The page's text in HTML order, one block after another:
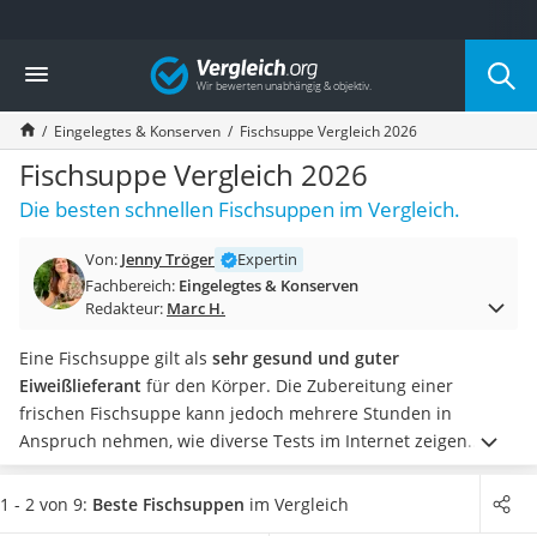
Die beliebtesten Vergleiche nach Kategorie
Lebensmittel
Schwarzkümmelöl
Knäckebrot
Schwarzkümmelöl-Kapseln
Manukahonig
Eiklar
Balsamico-Essig
Schwarzkümmelöl bio
Honig
Gemüsebrühe
Eiskaffee-Pulver
Irischer Whiskey
Grapefruitkernextrakt
Matcha-Set
Vergleich
Eingelegtes & Konserven Fischsuppe Vergleich 2026
Fischsuppe Vergleich 2026
Die besten schnellen Fischsuppen im Vergleich.
Von: Jenny Tröger
Expertin
Fachbereich: Eingelegtes & Konserven
Redakteur: Marc H.
Eine Fischsuppe gilt als sehr gesund und guter
Eiweißlieferant für den Körper. Die Zubereitung einer
frischen Fischsuppe kann jedoch mehrere Stunden in
Anspruch nehmen, wie diverse Tests im Internet zeigen.
Eingekocht alsFertigsuppenmüssen die Produkte nur kurz
erhitzt werden und schon sind sie servierfertig, wodurch Sie
1 - 2 von 9: Beste Fischsuppen im Vergleich